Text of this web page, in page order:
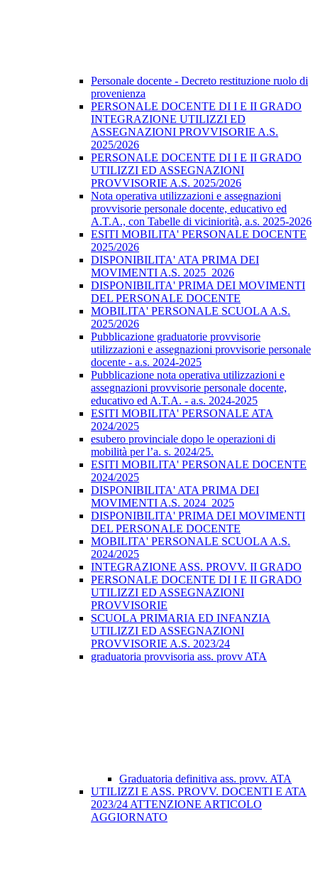
Personale docente - Decreto restituzione ruolo di
provenienza
PERSONALE DOCENTE DI I E II GRADO
INTEGRAZIONE UTILIZZI ED
ASSEGNAZIONI PROVVISORIE A.S.
2025/2026
PERSONALE DOCENTE DI I E II GRADO
UTILIZZI ED ASSEGNAZIONI
PROVVISORIE A.S. 2025/2026
Nota operativa utilizzazioni e assegnazioni
provvisorie personale docente, educativo ed
A.T.A., con Tabelle di viciniorità, a.s. 2025-2026
ESITI MOBILITA' PERSONALE DOCENTE
2025/2026
DISPONIBILITA' ATA PRIMA DEI
MOVIMENTI A.S. 2025_2026
DISPONIBILITA' PRIMA DEI MOVIMENTI
DEL PERSONALE DOCENTE
MOBILITA' PERSONALE SCUOLA A.S.
2025/2026
Pubblicazione graduatorie provvisorie
utilizzazioni e assegnazioni provvisorie personale
docente - a.s. 2024-2025
Pubblicazione nota operativa utilizzazioni e
assegnazioni provvisorie personale docente,
educativo ed A.T.A. - a.s. 2024-2025
ESITI MOBILITA' PERSONALE ATA
2024/2025
esubero provinciale dopo le operazioni di
mobilità per l’a. s. 2024/25.
ESITI MOBILITA' PERSONALE DOCENTE
2024/2025
DISPONIBILITA' ATA PRIMA DEI
MOVIMENTI A.S. 2024_2025
DISPONIBILITA' PRIMA DEI MOVIMENTI
DEL PERSONALE DOCENTE
MOBILITA' PERSONALE SCUOLA A.S.
2024/2025
INTEGRAZIONE ASS. PROVV. II GRADO
PERSONALE DOCENTE DI I E II GRADO
UTILIZZI ED ASSEGNAZIONI
PROVVISORIE
SCUOLA PRIMARIA ED INFANZIA
UTILIZZI ED ASSEGNAZIONI
PROVVISORIE A.S. 2023/24
graduatoria provvisoria ass. provv ATA
Graduatoria definitiva ass. provv. ATA
UTILIZZI E ASS. PROVV. DOCENTI E ATA
2023/24 ATTENZIONE ARTICOLO
AGGIORNATO